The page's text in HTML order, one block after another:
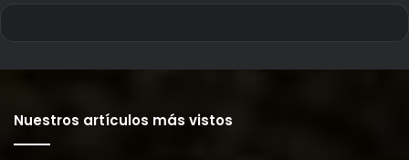
Nuestros artículos más vistos